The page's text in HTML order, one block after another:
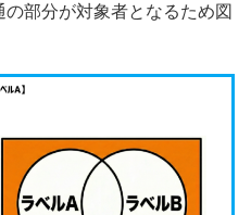
部分が対象者となるため図